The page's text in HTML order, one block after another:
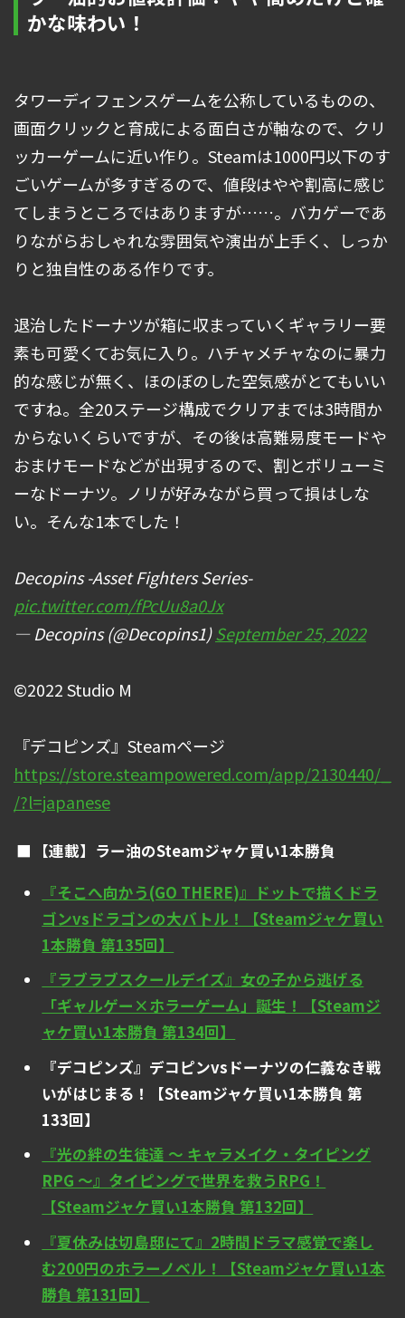
かな味わい！
タワーディフェンスゲームを公称しているものの、
画面クリックと育成による面白さが軸なので、クリ
ッカーゲームに近い作り。Steamは1000円以下のす
ごいゲームが多すぎるので、値段はやや割高に感じ
てしまうところではありますが……。バカゲーであ
りながらおしゃれな雰囲気や演出が上手く、しっか
りと独自性のある作りです。
退治したドーナツが箱に収まっていくギャラリー要
素も可愛くてお気に入り。ハチャメチャなのに暴力
的な感じが無く、ほのぼのした空気感がとてもいい
ですね。全20ステージ構成でクリアまでは3時間か
からないくらいですが、その後は高難易度モードや
おまけモードなどが出現するので、割とボリューミ
ーなドーナツ。ノリが好みながら買って損はしな
い。そんな1本でした！
Decopins -Asset Fighters Series-
pic.twitter.com/fPcUu8a0Jx
— Decopins (@Decopins1)September 25, 2022
©2022 Studio M
『デコピンズ』Steamページ
https://store.steampowered.com/app/2130440/_
/?l=japanese
【連載】ラー油のSteamジャケ買い1本勝負
『そこへ向かう(GO THERE)』ドットで描くドラ
ゴンvsドラゴンの大バトル！【Steamジャケ買い
1本勝負 第135回】
『ラブラブスクールデイズ』女の子から逃げる
「ギャルゲー×ホラーゲーム」誕生！【Steamジ
ャケ買い1本勝負 第134回】
『デコピンズ』デコピンvsドーナツの仁義なき戦
いがはじまる！【Steamジャケ買い1本勝負 第
133回】
『光の絆の生徒達 ～ キャラメイク・タイピング
RPG ～』タイピングで世界を救うRPG！
【Steamジャケ買い1本勝負 第132回】
『夏休みは切島邸にて』2時間ドラマ感覚で楽し
む200円のホラーノベル！【Steamジャケ買い1本
勝負 第131回】